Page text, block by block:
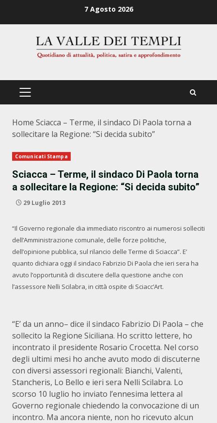
7 Agosto 2026
PRIMÄRES
Home Sciacca – Terme, il sindaco Di Paola torna a
sollecitare la Regione: “Si decida subito”
Comunicati Stampa
Sciacca – Terme, il sindaco Di Paola torna
a sollecitare la Regione: “Si decida subito”
29 Luglio 2013
“Il Governo regionale dia immediato riscontro ai numerosi solleciti
dell’Amministrazione comunale, delle forze politiche,
dell’opinione pubblica, sul rilancio delle Terme di Sciacca”. E’
quanto dichiara oggi il sindaco Fabrizio Di Paola che ieri sera ha
avuto l’opportunità di discutere della questione anche con
l’assessore Nelli Scilabra, in città ospite di Sciacc’Art.
“E’ da un anno– dice il sindaco Fabrizio Di Paola – che
sollecito la Regione Siciliana. Ho scritto lettere, ho
incontrato il presidente Rosario Crocetta. Nel corso
degli ultimi mesi ho anche avuto modo di discuterne
con diversi assessori regionali: Bianchi, Valenti,
Stancheris, Lo Bello e ieri sera Nelli Scilabra. Lo
scorso 10 luglio ho inviato l’ennesima lettera al
Governo regionale chiedendo la convocazione di un
incontro. Ma ancora niente, non ho ricevuto alcun